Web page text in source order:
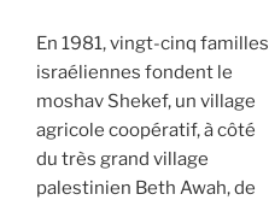
En 1981, vingt-cinq familles
israéliennes fondent le
moshav Shekef, un village
agricole coopératif, à côté
du très grand village
palestinien Beth Awah, de